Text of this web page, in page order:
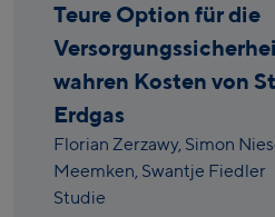
Teure Option für die
wahren Kosten von
Erdgas
Florian Zerzawy, Simon
Meemken, Swantje Fiedler
Studie